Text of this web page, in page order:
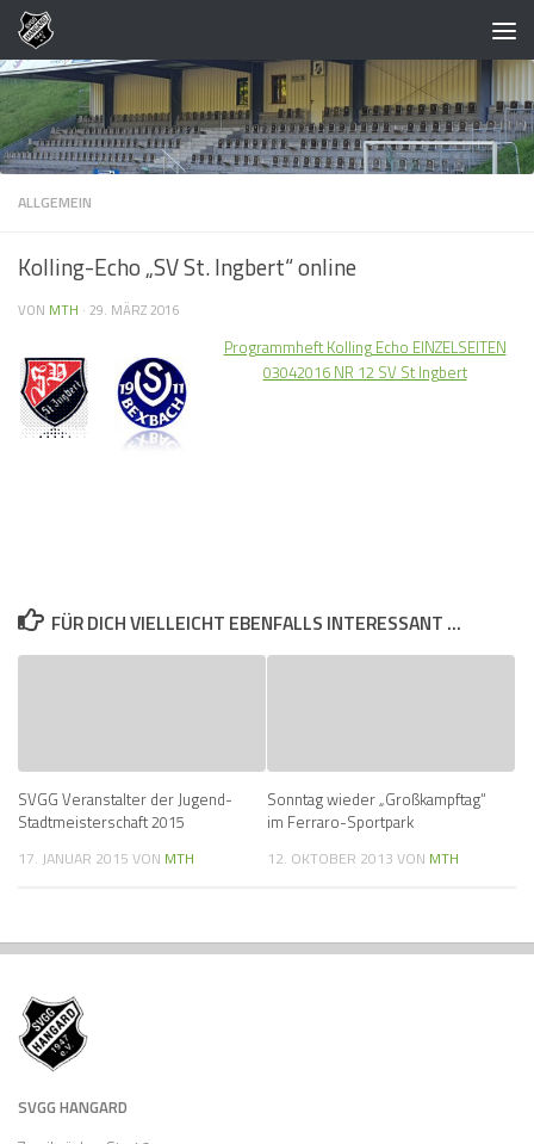
Zum Inhalt springen
ALLGEMEIN
Kolling-Echo „SV St. Ingbert“ online
VON MTH · 29. MÄRZ 2016
Programmheft Kolling Echo EINZELSEITEN
03042016 NR 12 SV St Ingbert
FÜR DICH VIELLEICHT EBENFALLS INTERESSANT …
SVGG Veranstalter der Jugend-
Stadtmeisterschaft 2015
17. JANUAR 2015 VON MTH
Sonntag wieder „Großkampftag“
im Ferraro-Sportpark
12. OKTOBER 2013 VON MTH
SVGG HANGARD